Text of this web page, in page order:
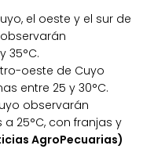
el oeste y el sur de
35°C.
oeste de Cuyo
entre 25 y 30°C.
observarán
25°C, con franjas y
AgroPecuarias)